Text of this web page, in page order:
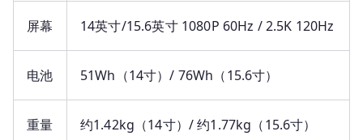
屏幕 14英寸/15.6英寸 1080P 60Hz / 2.5K 120Hz
电池 51Wh（14寸）/ 76Wh（15.6寸）
重量 约1.42kg（14寸）/ 约1.77kg（15.6寸）